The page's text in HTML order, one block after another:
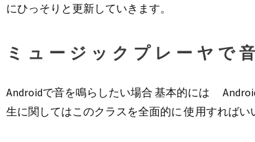
にひっそりと更新していきます。
ミュージックプレーヤで
Androidで音を鳴らしたい場合 基本的には
生に関してはこのクラスを全面的に 使用すればい